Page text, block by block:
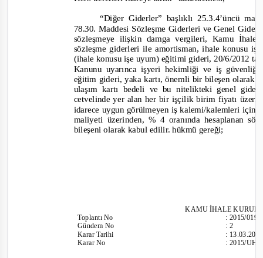
“Diğer Giderler” başlıklı 25.3.4’üncü
78.30. Maddesi Sözleşme Giderleri ve Genel
sözleşmeye ilişkin damga vergileri, Kamu
sözleşme giderleri ile amortisman, ihale konusu
(ihale konusu işe uyum) eğitimi gideri, 20/6/2012
Kanunu uyarınca işyeri hekimliği ve iş
eğitim gideri, yaka kartı, önemli bir bileşen
ulaşım kartı bedeli ve bu nitelikteki genel
cetvelinde yer alan her bir işçilik birim fiyatı
idarece uygun görülmeyen iş kalemi/kalemleri için
maliyeti üzerinden, % 4 oranında hesaplanan
bileşeni olarak kabul edilir. hükmü gereği;
KAMU İHALE
ToplantıNo
Gündem No
Karar Tarihi
Karar No
:2015/019
:2
:
:2015/